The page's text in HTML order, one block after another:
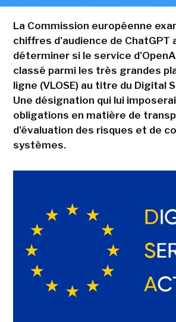
La Commission européenne
chiffres d'audience de ChatGPT
déterminer si le service
classé parmi les très grandes
ligne (VLOSE) au titre du Digital
Une désignation qui lui
obligations en matière de
d'évaluation des risques et de
systèmes.